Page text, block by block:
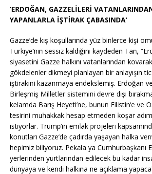
‘ERDOĞAN, GAZZELİLERİ
YAPANLARLA İŞTİRAK ÇABASINDA’
Gazze’de kış koşullarında yüz binlerce kişi
Türkiye’nin sessiz kaldığını kaydeden Tan,
siyasetini Gazze halkını vatanlarından
gökdelenler dikmeyi planlayan bir anlayışın
iştirakini kazanmaya endekslemiş. Erdoğan ve
Birleşmiş Milletler sistemini devre dışı
kelamda Barış Heyeti’ne, bunun Filistin’e ve
tesirini muhakkak hesap etmeden koşar
istiyorlar. Trump’ın emlak projeleri
konutları Gazze’de çadırda yaşayan halka
hepimiz biliyoruz. Pekala ya Cumhurbaşkanı
yerlerinden yurtlarından edilecek bu kadar
dünyaya ve kendi halkına ne açıklama